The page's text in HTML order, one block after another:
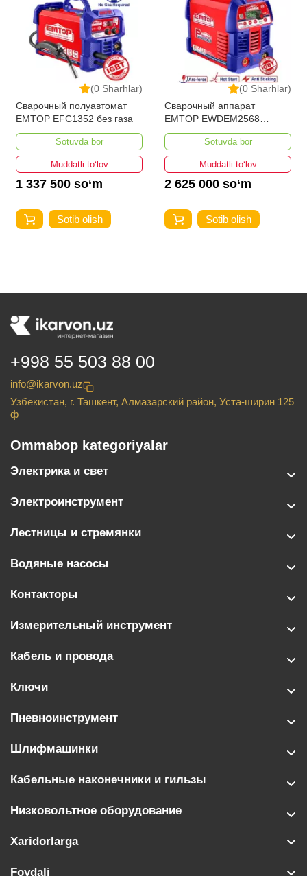
(0 Sharhlar)
Сварочный полуавтомат
EMTOP EFC1352 без газа
Sotuvda bor
Muddatli to‘lov
1 337 500 so‘m
Sotib olish
(0 Sharhlar)
Сварочный аппарат
EMTOP EWDEM2568
MMA/TIG Lift
Sotuvda bor
Muddatli to‘lov
2 625 000 so‘m
Sotib olish
+998 55 503 88 00
info@ikarvon.uz
Узбекистан, г. Ташкент, Алмазарский район, Уста-ширин 125
ф
Ommabop kategoriyalar
Электрика и свет
Электроинструмент
Лестницы и стремянки
Водяные насосы
Контакторы
Измерительный инструмент
Кабель и провода
Ключи
Пневноинструмент
Шлифмашинки
Кабельные наконечники и гильзы
Низковольтное оборудование
Xaridorlarga
Foydali